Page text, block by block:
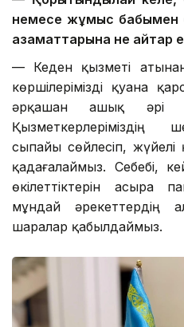
немесе жұмыс бабымен
азаматтарына не айтар
— Кеден қызметі
көршілерімізді қуана
әрқашан ашық әрі
Қызметкерлеріміздің
сыпайы сөйлесіп,
қадағалаймыз. Себебі,
өкілеттіктерін асыра
мұндай әрекеттердің
шаралар қабылдаймыз.